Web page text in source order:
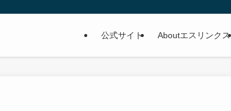
公式サイト Aboutエスリンクス